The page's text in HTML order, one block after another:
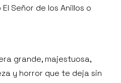
Señor de los Anillos o
grande, majestuosa,
y horror que te deja sin